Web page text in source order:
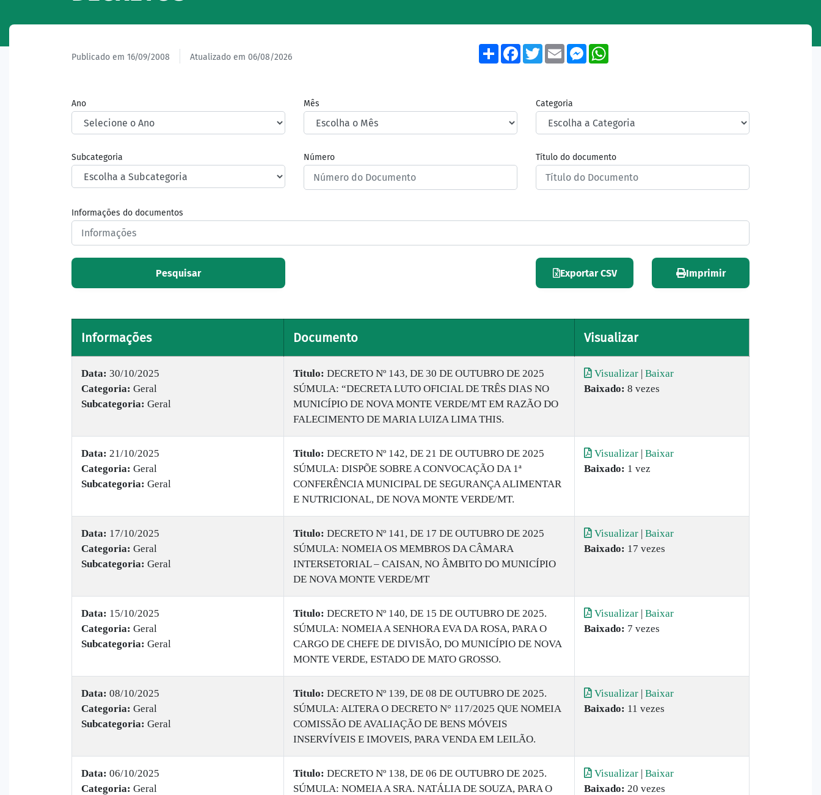
Publicado em 16/09/2008 Atualizado em 06/08/2026
ShareFacebook
TwitterEmailMessenger
Ano Mês Categoria
Subcategoria Número Título do documento
Informações do documentos
Pesquisar Exportar CSV Imprimir
Informações Documento Visualizar
Data: 30/10/2025
Categoria: Geral
Subcategoria: Geral
Titulo: DECRETO Nº 143, DE 30 DE OUTUBRO DE 2025
SÚMULA: “DECRETA LUTO OFICIAL DE TRÊS DIAS NO
MUNICÍPIO DE NOVA MONTE VERDE/MT EM RAZÃO DO
FALECIMENTO DE MARIA LUIZA LIMA THIS.
Visualizar | Baixar
Baixado: 8 vezes
Data: 21/10/2025
Categoria: Geral
Subcategoria: Geral
Titulo: DECRETO Nº 142, DE 21 DE OUTUBRO DE 2025
SÚMULA: DISPÕE SOBRE A CONVOCAÇÃO DA 1ª
CONFERÊNCIA MUNICIPAL DE SEGURANÇA ALIMENTAR
E NUTRICIONAL, DE NOVA MONTE VERDE/MT.
Visualizar | Baixar
Baixado: 1 vez
Data: 17/10/2025
Categoria: Geral
Subcategoria: Geral
Titulo: DECRETO Nº 141, DE 17 DE OUTUBRO DE 2025
SÚMULA: NOMEIA OS MEMBROS DA CÂMARA
INTERSETORIAL – CAISAN, NO ÂMBITO DO MUNICÍPIO
DE NOVA MONTE VERDE/MT
Visualizar | Baixar
Baixado: 17 vezes
Data: 15/10/2025
Categoria: Geral
Subcategoria: Geral
Titulo: DECRETO Nº 140, DE 15 DE OUTUBRO DE 2025.
SÚMULA: NOMEIA A SENHORA EVA DA ROSA, PARA O
CARGO DE CHEFE DE DIVISÃO, DO MUNICÍPIO DE NOVA
MONTE VERDE, ESTADO DE MATO GROSSO.
Visualizar | Baixar
Baixado: 7 vezes
Data: 08/10/2025
Categoria: Geral
Subcategoria: Geral
Titulo: DECRETO Nº 139, DE 08 DE OUTUBRO DE 2025.
SÚMULA: ALTERA O DECRETO N° 117/2025 QUE NOMEIA
COMISSÃO DE AVALIAÇÃO DE BENS MÓVEIS
INSERVÍVEIS E IMOVEIS, PARA VENDA EM LEILÃO.
Visualizar | Baixar
Baixado: 11 vezes
Data: 06/10/2025
Categoria: Geral
Titulo: DECRETO Nº 138, DE 06 DE OUTUBRO DE 2025.
SÚMULA: NOMEIA A SRA. NATÁLIA DE SOUZA, PARA O
Visualizar | Baixar
Baixado: 20 vezes